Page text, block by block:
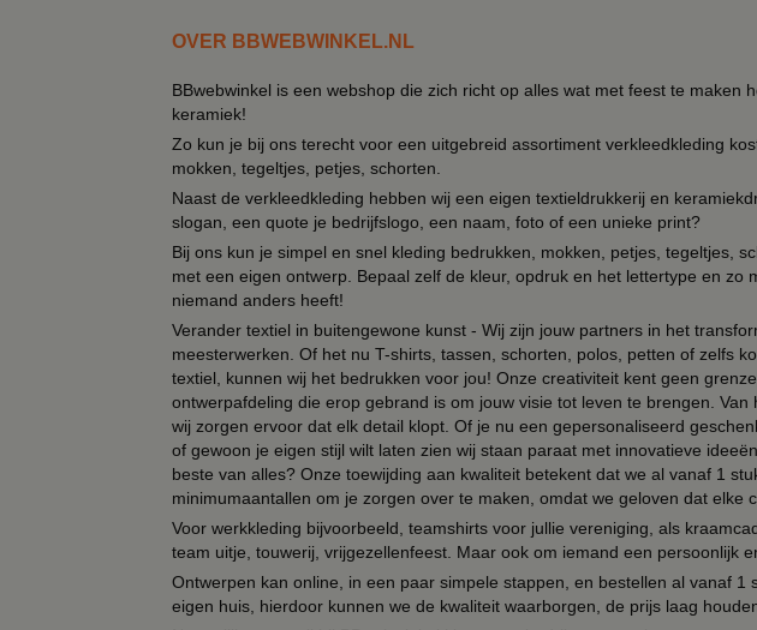
OVER BBWEBWINKEL.NL
BBwebwinkel is een webshop die zich richt op alles wat met feest te maken
keramiek!
Zo kun je bij ons terecht voor een uitgebreid assortiment verkleedkleding
mokken, tegeltjes, petjes, schorten.
Naast de verkleedkleding hebben wij een eigen textieldrukkerij en
slogan, een quote je bedrijfslogo, een naam, foto of een unieke print?
Bij ons kun je simpel en snel kleding bedrukken, mokken, petjes, tegeltjes,
met een eigen ontwerp. Bepaal zelf de kleur, opdruk en het lettertype en zo
niemand anders heeft!
Verander textiel in buitengewone kunst - Wij zijn jouw partners in het
meesterwerken. Of het nu T-shirts, tassen, schorten, polos, petten of zelfs
textiel, kunnen wij het bedrukken voor jou! Onze creativiteit kent geen
ontwerpafdeling die erop gebrand is om jouw visie tot leven te brengen. Van
wij zorgen ervoor dat elk detail klopt. Of je nu een gepersonaliseerd
of gewoon je eigen stijl wilt laten zien wij staan paraat met innovatieve
beste van alles? Onze toewijding aan kwaliteit betekent dat we al vanaf 1
minimumaantallen om je zorgen over te maken, omdat we geloven dat elke
Voor werkkleding bijvoorbeeld, teamshirts voor jullie vereniging, als
team uitje, touwerij, vrijgezellenfeest. Maar ook om iemand een persoonlijk
Ontwerpen kan online, in een paar simpele stappen, en bestellen al vanaf 1
eigen huis, hierdoor kunnen we de kwaliteit waarborgen, de prijs laag